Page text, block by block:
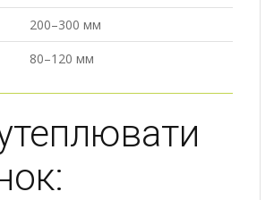
200–300 мм
80–120 мм